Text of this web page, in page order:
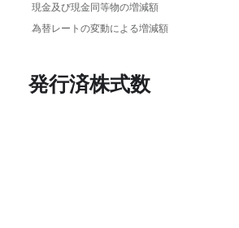
現金及び現金同等物の増減額
為替レートの変動による増減額
発行済株式数